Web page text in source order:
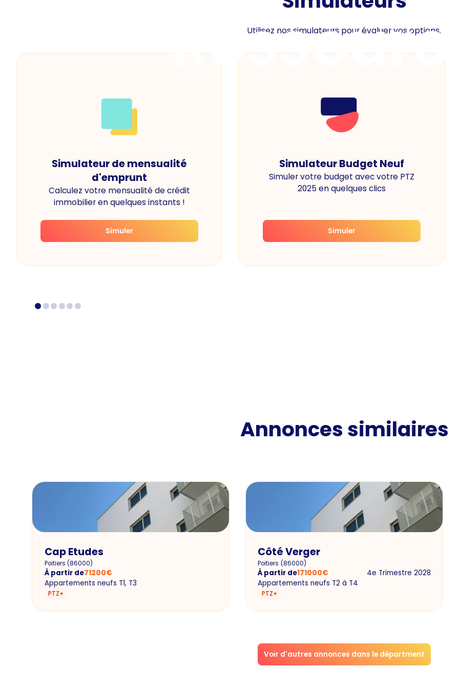
Utilisez nos simulateurs pour évaluer vos options.
Simulateur de mensualité
d'emprunt
Calculez votre mensualité de crédit
immobilier en quelques instants !
Simuler
Simulateur Budget Neuf
Simuler votre budget avec votre PTZ
2025 en quelques clics
Simuler
Annonces similaires
Cap Etudes
Poitiers (86000)
À partir de71200€
Appartements neufs T1, T3
PTZ+
Côté Verger
Poitiers (86000)
À partir de171000€
4e Trimestre 2028
Appartements neufs T2 à T4
PTZ+
Voir d'autres annonces dans le départment